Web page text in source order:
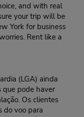
and with real
your trip will be
York for business
Rent like a
(LGA) ainda
que pode haver
Os clientes
do voo para